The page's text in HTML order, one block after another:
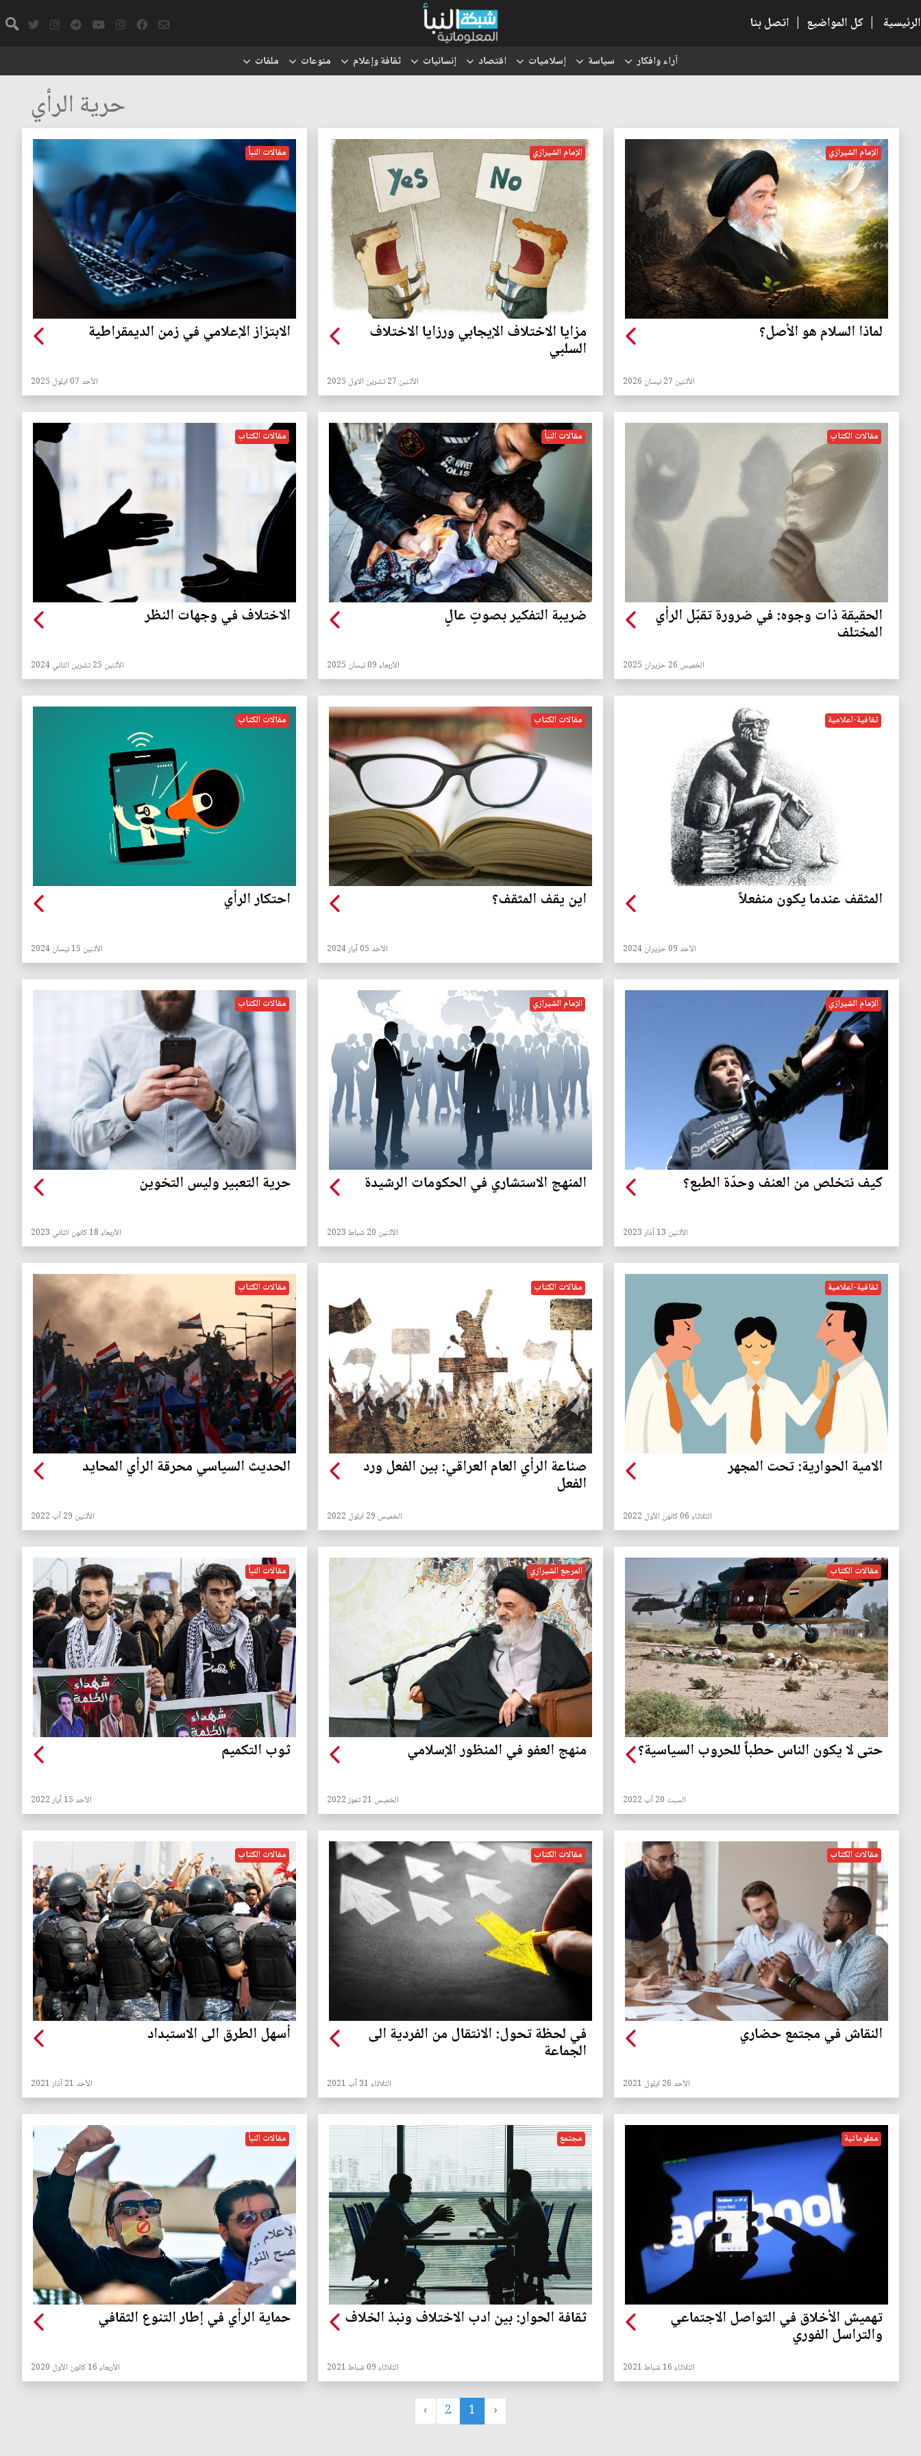
الرئيسية | كل المواضيع | اتصل بنا
آراء وافكار سياسة إسلاميات اقتصاد إنسانيات ثقافة وإعلام منوعات ملفات
حرية الرأي
الإمام الشيرازي
لماذا السلام هو الأصل؟
الأثنين 27 نيسان 2026
الإمام الشيرازي
مزايا الاختلاف الإيجابي ورزايا الاختلاف
السلبي
الأثنين 27 تشرين الاول 2025
مقالات النبأ
الابتزاز الإعلامي في زمن الديمقراطية
الأحد 07 ايلول 2025
مقالات الكتاب
الحقيقة ذات وجوه: في ضرورة تقبّل الرأي
المختلف
الخميس 26 حزيران 2025
مقالات النبأ
ضريبة التفكير بصوتٍ عالٍ
الأربعاء 09 نيسان 2025
مقالات الكتاب
الاختلاف في وجهات النظر
الأثنين 25 تشرين الثاني 2024
ثقافية-اعلامية
المثقف عندما يكون منفعلاً
الأحد 09 حزيران 2024
مقالات الكتاب
اين يقف المثقف؟
الأحد 05 آيار 2024
مقالات الكتاب
احتكار الرأي
الأثنين 15 نيسان 2024
الإمام الشيرازي
كيف نتخلص من العنف وحدّة الطبع؟
الأثنين 13 آذار 2023
الإمام الشيرازي
المنهج الاستشاري في الحكومات الرشيدة
الأثنين 20 شباط 2023
مقالات الكتاب
حرية التعبير وليس التخوين
الأربعاء 18 كانون الثاني 2023
ثقافية-اعلامية
الامية الحوارية: تحت المجهر
الثلاثاء 06 كانون الأول 2022
مقالات الكتاب
صناعة الرأي العام العراقي: بين الفعل ورد
الفعل
الخميس 29 ايلول 2022
مقالات الكتاب
الحديث السياسي محرقة الرأي المحايد
الأثنين 29 آب 2022
مقالات الكتاب
حتى لا يكون الناس حطباً للحروب السياسية؟
السبت 20 آب 2022
المرجع الشيرازي
منهج العفو في المنظور الإسلامي
الخميس 21 تموز 2022
مقالات النبأ
ثوب التكميم
الأحد 15 آيار 2022
مقالات الكتاب
النقاش في مجتمع حضاري
الأحد 26 ايلول 2021
مقالات الكتاب
في لحظة تحول: الانتقال من الفردية الى
الجماعة
الثلاثاء 31 آب 2021
مقالات الكتاب
أسهل الطرق الى الاستبداد
الأحد 21 آذار 2021
معلوماتية
تهميش الأخلاق في التواصل الاجتماعي
والتراسل الفوري
الثلاثاء 16 شباط 2021
مجتمع
ثقافة الحوار: بين ادب الاختلاف ونبذ الخلاف
الثلاثاء 09 شباط 2021
مقالات النبأ
حماية الرأي في إطار التنوع الثقافي
الأربعاء 16 كانون الأول 2020
‹
1
2
›